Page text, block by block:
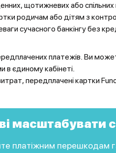
щотижневих або спільних
родичам або дітям з
сучасного банкінгу без
платежів. Ви
в єдиному кабінеті.
передплачені картки
масштабувати
платіжним перешкодам